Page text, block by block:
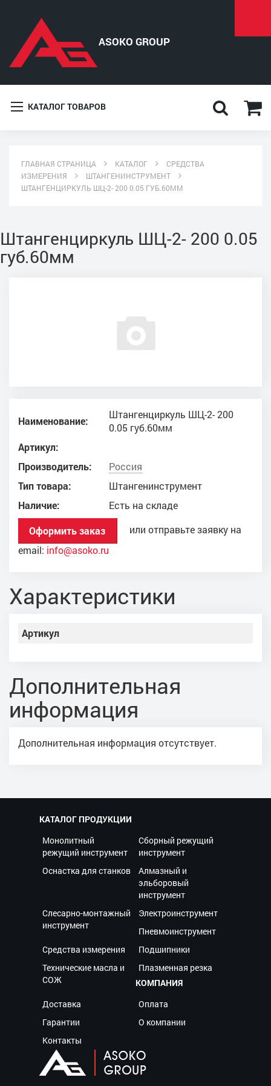
КАТАЛОГ ТОВАРОВ
ГЛАВНАЯ СТРАНИЦА КАТАЛОГ
СРЕДСТВА
ИЗМЕРЕНИЯ
ШТАНГЕНИНСТРУМЕНТ
ШТАНГЕНЦИРКУЛЬ ШЦ-2- 200 0.05 ГУБ.60ММ
Штангенциркуль ШЦ-2- 200 0.05
губ.60мм
Наименование:
Штангенциркуль ШЦ-2- 200
0.05 губ.60мм
Артикул:
Производитель:
Россия
Тип товара:
Штангенинструмент
Наличие:
Есть на складе
Оформить заказ
или отправьте заявку на
email: info@asoko.ru
Характеристики
Артикул
Дополнительная
информация
Дополнительная информация отсутствует.
КАТАЛОГ ПРОДУКЦИИ
Монолитный
режущий инструмент
Сборный режущий
инструмент
Оснастка для станков
Алмазный и
эльборовый
инструмент
Слесарно-монтажный
инструмент
Электроинструмент
Пневмоинструмент
Средства измерения
Подшипники
Технические масла и
СОЖ
Плазменная резка
КОМПАНИЯ
Доставка
Оплата
Гарантии
О компании
Контакты